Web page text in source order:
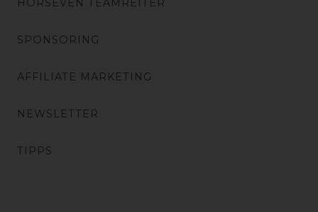
HORSEVEN TEAMREITER
SPONSORING
AFFILIATE MARKETING
NEWSLETTER
TIPPS